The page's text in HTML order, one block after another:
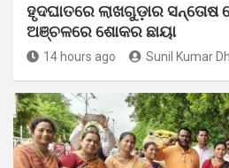
ହୃଦଘାତରେ ଲାଖଗୁଡ଼ାର
ଅଞ୍ଚଳରେ ଶୋକର ଛାୟା
14 hours ago Sunil Kumar